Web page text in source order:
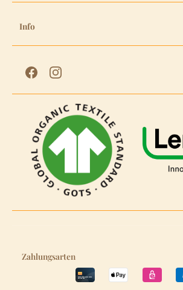
Info
Zahlungsarten